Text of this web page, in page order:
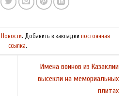
Новости. Добавить в закладки постоянная
ссылка.
Имена воинов из Казаклии
высекли на мемориальных
плитах